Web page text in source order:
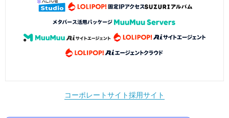
コーポレートサイト採用サイト